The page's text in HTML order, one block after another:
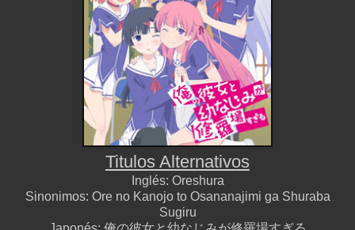
Titulos Alternativos
Inglés: Oreshura
Sinonimos: Ore no Kanojo to Osananajimi ga Shuraba
Sugiru